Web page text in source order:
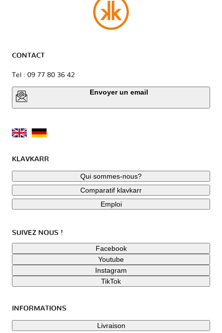
CONTACT
Tel : 09 77 80 36 42
Envoyer un email
KLAVKARR
Qui sommes-nous?
Comparatif klavkarr
Emploi
SUIVEZ NOUS !
Facebook
Youtube
Instagram
TikTok
INFORMATIONS
Livraison